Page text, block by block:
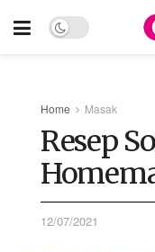
Home Masak
Resep
12/07/2021